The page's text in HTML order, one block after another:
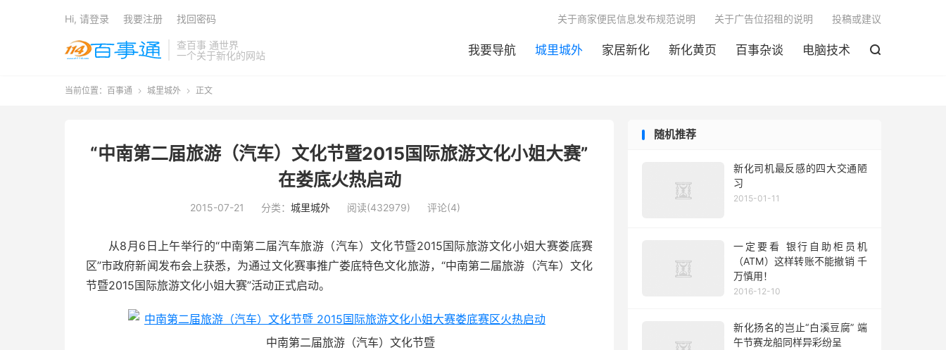
查百事 通世界
一个关于新化的网站
我要导航 城里城外 家居新化 新化黄页 百事杂谈 电脑技术 
关于商家便民信息发布规范说明 关于广告位招租的说明 投稿或建议
Hi, 请登录 我要注册 找回密码
当前位置： 百事通  城里城外  正文
“中南第二届旅游（汽车）文化节暨2015国际旅游文化小姐大赛”
在娄底火热启动
2015-07-21 分类： 城里城外 阅读(432979) 评论(4)
从8月6日上午举行的“中南第二届汽车旅游（汽车）文化节暨2015国际旅游文化小姐大赛娄底赛
区”市政府新闻发布会上获悉，为通过文化赛事推广娄底特色文化旅游，“中南第二届旅游（汽车）文化
节暨2015国际旅游文化小姐大赛”活动正式启动。
中南第二届旅游（汽车）文化节暨
随机推荐
新化司机最反感的四大交通陋
习
2015-01-11
一定要看 银行自助柜员机
（ATM）这样转账不能撤销 千
万慎用！
2016-12-10
新化扬名的岂止“白溪豆腐” 端
午节赛龙船同样异彩纷呈